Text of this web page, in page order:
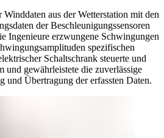
aus der Wetterstation mit den
der Beschleunigungssensoren
Ingenieure erzwungene Schwingungen
spezifischen
Schaltschrank steuerte und
und gewährleistete die zuverlässige
und Übertragung der erfassten Daten.